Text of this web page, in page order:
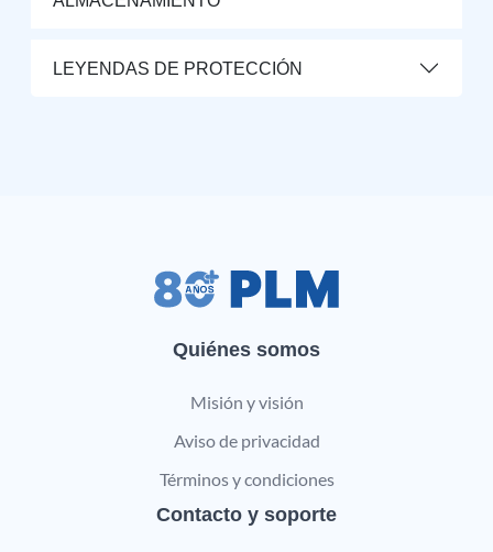
LEYENDAS DE PROTECCIÓN
Quiénes somos
Misión y visión
Aviso de privacidad
Términos y condiciones
Contacto y soporte